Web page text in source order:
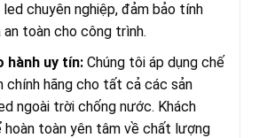
chuyên nghiệp, đảm bảo tính
an toàn cho công trình.
hành uy tín:Chúng tôi áp dụng chế
chính hãng cho tất cả các sản
ngoài trời chống nước. Khách
hoàn toàn yên tâm về chất lượng